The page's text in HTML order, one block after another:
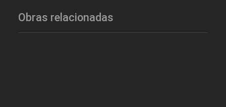
Obras relacionadas